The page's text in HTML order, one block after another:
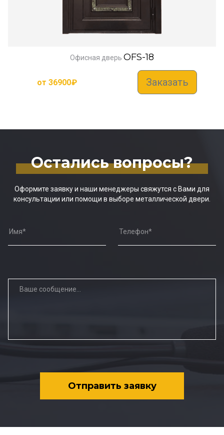
Офисная дверь OFS-18
от 36900₽ Заказать
Остались вопросы?
Оформите заявку и наши менеджеры свяжутся с Вами для
консультации или помощи в выборе металлической двери.
Отправить заявку